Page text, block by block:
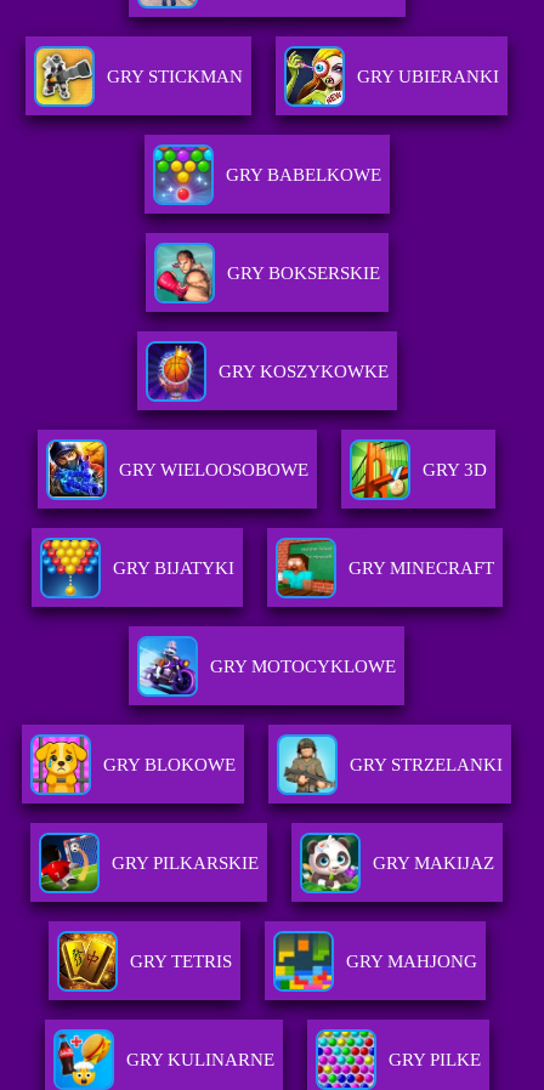
GRY STICKMAN GRY UBIERANKI
GRY BABELKOWE
GRY BOKSERSKIE
GRY KOSZYKOWKE
GRY WIELOOSOBOWE GRY 3D
GRY BIJATYKI GRY MINECRAFT
GRY MOTOCYKLOWE
GRY BLOKOWE GRY STRZELANKI
GRY PILKARSKIE GRY MAKIJAZ
GRY TETRIS GRY MAHJONG
GRY KULINARNE GRY PILKE